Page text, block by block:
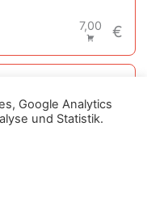
7,00 €
7,50
Google Analytics
und Statistik.